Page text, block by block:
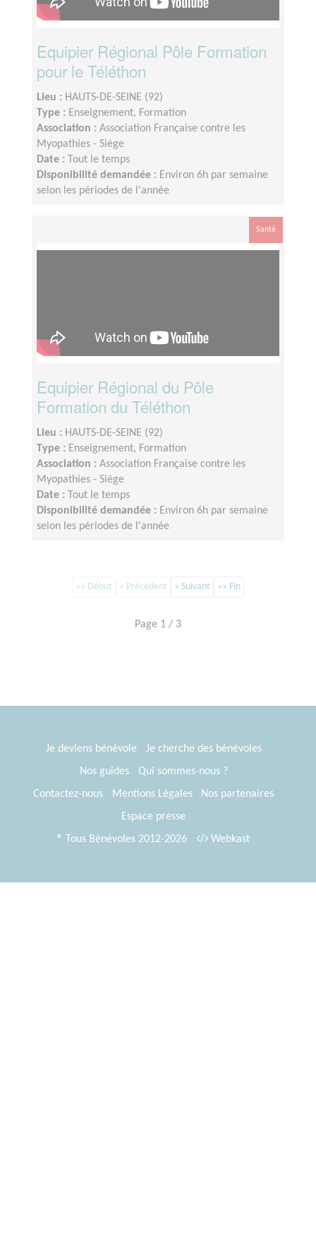
Equipier Régional Pôle Formation
pour le Téléthon
Lieu : HAUTS-DE-SEINE (92)
Type : Enseignement, Formation
Association : Association Française contre les
Myopathies - Siège
Date :
Tout le temps
Disponibilité demandée : Environ 6h par semaine
selon les périodes de l'année
Santé
Equipier Régional du Pôle
Formation du Téléthon
Lieu : HAUTS-DE-SEINE (92)
Type : Enseignement, Formation
Association : Association Française contre les
Myopathies - Siège
Date :
Tout le temps
Disponibilité demandée : Environ 6h par semaine
selon les périodes de l'année
«« Début « Précédent » Suivant »» Fin
Page 1 / 3
Je deviens bénévole
Je cherche des bénévoles
Nos guides
Qui sommes-nous ?
Contactez-nous
Mentions Légales
Nos partenaires
Espace presse
® Tous Bénévoles 2012-2026
Webkast